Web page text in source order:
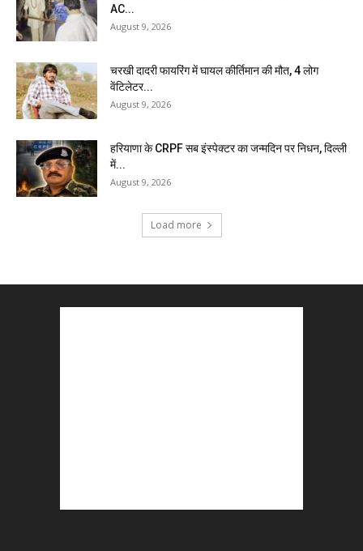
AC...
August 9, 2026
चरखी दादरी फायरिंग में घायल कीर्तिमान की मौत, 4 लोग
वेंटिलेटर...
August 9, 2026
हरियाणा के CRPF सब इंस्पेक्टर का जन्मदिन पर निधन, दिल्ली
में...
August 9, 2026
Load more